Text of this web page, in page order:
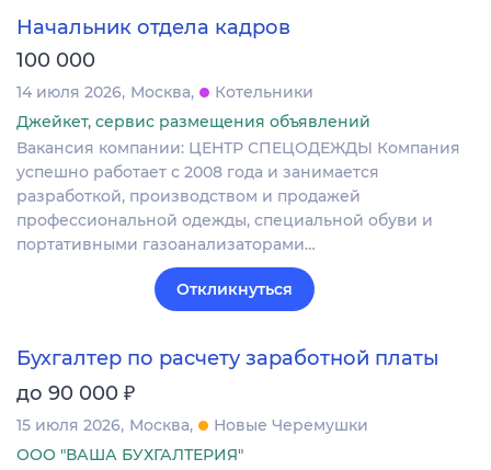
Начальник отдела кадров
100 000
14 июля 2026 Москва
Котельники
Джейкет, сервис размещения объявлений
Вакансия компании: ЦЕНТР СПЕЦОДЕЖДЫ Компания
успешно работает с 2008 года и занимается
разработкой, производством и продажей
профессиональной одежды, специальной обуви и
портативными газоанализаторами…
Откликнуться
Бухгалтер по расчету заработной платы
до 90 000 ₽
15 июля 2026 Москва
Новые Черемушки
ООО "ВАША БУХГАЛТЕРИЯ"